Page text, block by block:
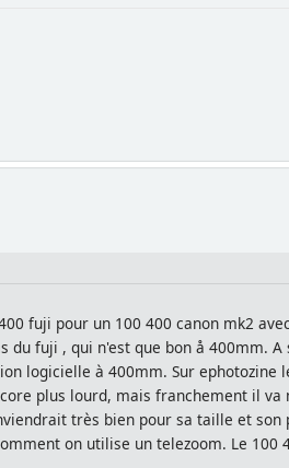
fuji pour un 100 400 canon mk2
fuji , qui n'est que bon å 400mm.
logicielle à 400mm. Sur ephotozine
plus lourd, mais franchement il
très bien pour sa taille et
on utilise un telezoom. Le